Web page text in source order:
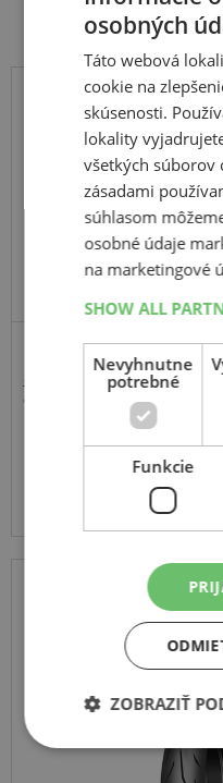
151,29 €
78,80 €
SKLADOM
Na
150
osobných
Táto webová
cookie na
skúsenosti.
lokality
všetkých súborov
zásadami
súhlasom
osobné údaje
na marketingové
SHOW ALL
Nevyhnutne
potrebné
Funkcie
ZOBRAZIŤ